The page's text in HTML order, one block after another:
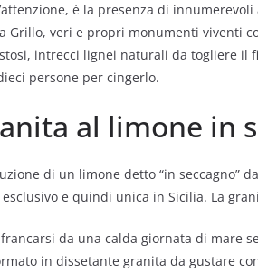
è la presenza di
Grillo, veri e propri monumenti viventi
intrecci lignei naturali da togliere il
persone per cingerlo.
al limone in
di un limone detto “in seccagno”
e quindi unica in Sicilia. La
da una calda giornata di mare
in dissetante granita da gustare